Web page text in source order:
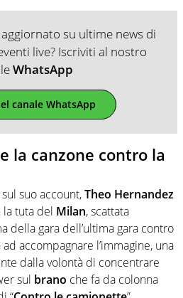
su ultime news di
live? Iscriviti al nostro
WhatsApp
canale WhatsApp
la canzone contro la
suo account,Theo Hernandez
la tuta del Milan, scattata
della gara dell’ultima gara contro
accompagnare l’immagine, una
dalla volontà di concentrare
sul brano che fa da colonna